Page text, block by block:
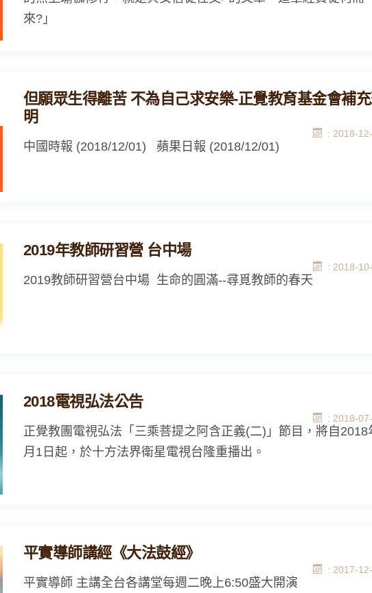
來?」
但願眾生得離苦 不為自己求安樂-正覺教育基金會補
明
: 2018-
中國時報 (2018/12/01) 蘋果日報 (2018/12/01)
2019年教師研習營 台中場
: 2018-
2019教師研習營台中場 生命的圓滿--尋覓教師的春天
2018電視弘法公告
: 2018-
正覺教團電視弘法「三乘菩提之阿含正義(二)」節目，將自2018
月1日起，於十方法界衛星電視台隆重播出。
平實導師講經《大法鼓經》
: 2017-
平實導師 主講全台各講堂每週二晚上6:50盛大開演